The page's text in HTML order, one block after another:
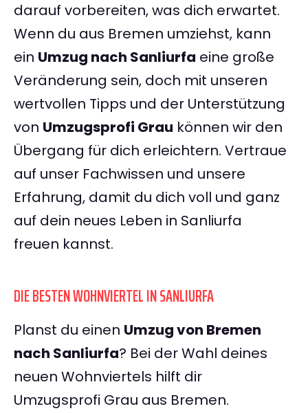
darauf vorbereiten, was dich erwartet.
Wenn du aus Bremen umziehst, kann
ein Umzug nach Sanliurfa eine große
Veränderung sein, doch mit unseren
wertvollen Tipps und der Unterstützung
von Umzugsprofi Grau können wir den
Übergang für dich erleichtern. Vertraue
auf unser Fachwissen und unsere
Erfahrung, damit du dich voll und ganz
auf dein neues Leben in Sanliurfa
freuen kannst.
DIE BESTEN WOHNVIERTEL IN SANLIURFA
Planst du einen Umzug von Bremen
nach Sanliurfa? Bei der Wahl deines
neuen Wohnviertels hilft dir
Umzugsprofi Grau aus Bremen.